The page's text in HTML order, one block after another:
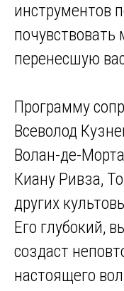
инструментов
перенесшую
Программу
Всеволод
Волан-де-
Киану Ривза,
других
Его глубокий,
создаст
настоящего